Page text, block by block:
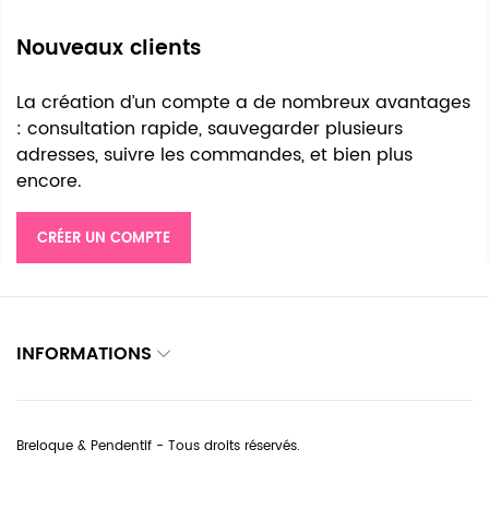
Nouveaux clients
La création d’un compte a de nombreux avantages
: consultation rapide, sauvegarder plusieurs
adresses, suivre les commandes, et bien plus
encore.
CRÉER UN COMPTE
INFORMATIONS
Breloque & Pendentif - Tous droits réservés.